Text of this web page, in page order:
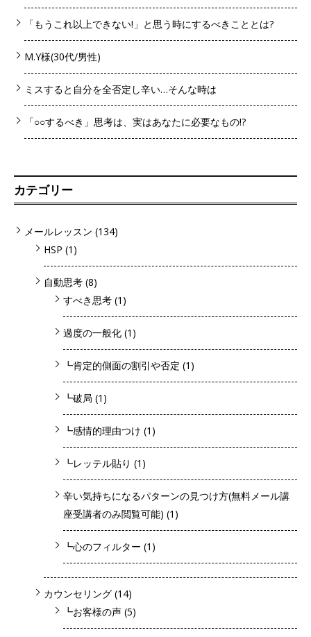
「もうこれ以上できない!」と思う時にするべきこととは?
M.Y様(30代/男性)
ミスすると自分を全否定し辛い…そんな時は
「○○するべき」思考は、実はあなたに必要なもの!?
カテゴリー
メールレッスン (134)
HSP (1)
自動思考 (8)
すべき思考 (1)
過度の一般化 (1)
┗肯定的側面の割引や否定 (1)
┗破局 (1)
┗感情的理由つけ (1)
┗レッテル貼り (1)
辛い気持ちになるパターンの見つけ方(無料メール講
座受講者のみ閲覧可能) (1)
┗心のフィルター (1)
カウンセリング (14)
┗お客様の声 (5)